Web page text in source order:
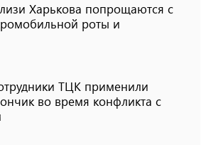
Харькова попрощаются с
роты и
ТЦК применили
во время конфликта с